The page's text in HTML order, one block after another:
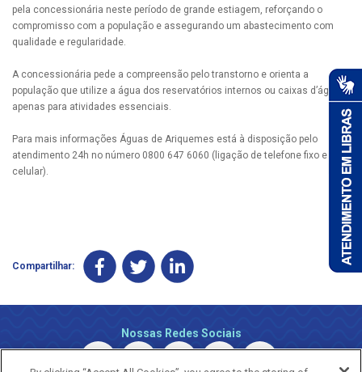
pela concessionária neste período de grande estiagem, reforçando o
compromisso com a população e assegurando um abastecimento com
qualidade e regularidade.
A concessionária pede a compreensão pelo transtorno e orienta a
população que utilize a água dos reservatórios internos ou caixas d’água
apenas para atividades essenciais.
Para mais informações Águas de Ariquemes está à disposição pelo
atendimento 24h no número 0800 647 6060 (ligação de telefone fixo e
celular).
Compartilhar:
Nossas Redes Sociais